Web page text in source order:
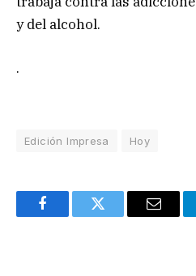
y del alcohol.
.
Edición Impresa Hoy
FacebookTwitter Email